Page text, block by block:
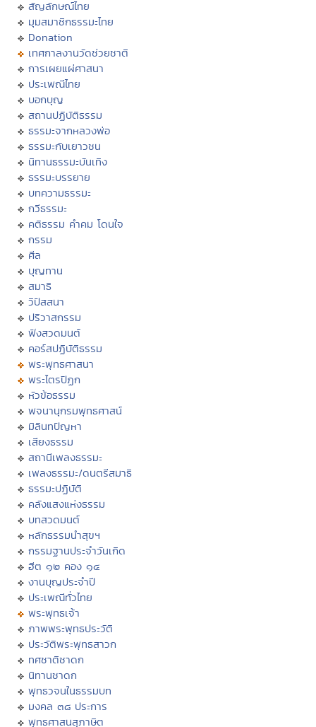
สัญลักษณ์ไทย
มุมสมาชิกธรรมะไทย
Donation
เทศกาลงานวัดช่วยชาติ
การเผยแผ่ศาสนา
ประเพณีไทย
บอกบุญ
สถานปฏิบัติธรรม
ธรรมะจากหลวงพ่อ
ธรรมะกับเยาวชน
นิทานธรรมะบันเทิง
ธรรมะบรรยาย
บทความธรรมะ
กวีธรรมะ
คติธรรม คำคม โดนใจ
กรรม
ศีล
บุญทาน
สมาธิ
วิปัสสนา
ปริวาสกรรม
ฟังสวดมนต์
คอร์สปฏิบัติธรรม
พระพุทธศาสนา
พระไตรปิฏก
หัวข้อธรรม
พจนานุกรมพุทธศาสน์
มิลินทปัญหา
เสียงธรรม
สถานีเพลงธรรมะ
เพลงธรรมะ/ดนตรีสมาธิ
ธรรมะปฏิบัติ
คลังแสงแห่งธรรม
บทสวดมนต์
หลักธรรมนำสุขฯ
กรรมฐานประจำวันเกิด
ฮีต ๑๒ คอง ๑๔
งานบุญประจำปี
ประเพณีทั่วไทย
พระพุทธเจ้า
ภาพพระพุทธประวัติ
ประวัติพระพุทธสาวก
ทศชาติชาดก
นิทานชาดก
พุทธวจนในธรรมบท
มงคล ๓๘ ประการ
พุทธศาสนสุภาษิต